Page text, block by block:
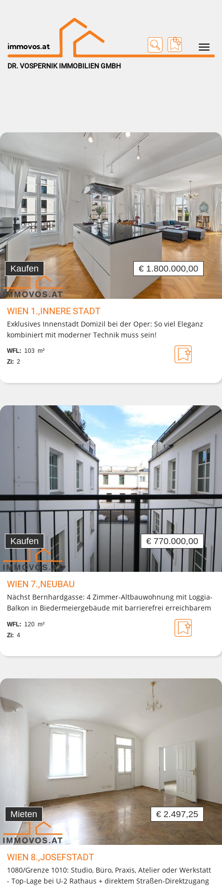
Toggle
immovos.at
0
DR. VOSPERNIK IMMOBILIEN GMBH
Kaufen € 1.800.000,00
WIEN 1.,INNERE STADT
Exklusives Innenstadt Domizil bei der Oper: So viel Eleganz
kombiniert mit moderner Technik muss sein!
WFL: 103 m²
Zi: 2
Kaufen € 770.000,00
WIEN 7.,NEUBAU
Nächst Bernhardgasse: 4 Zimmer-Altbauwohnung mit Loggia-
Balkon in Biedermeiergebäude mit barrierefrei erreichbarem
WFL: 120 m²
Zi: 4
Mieten € 2.497,25
WIEN 8.,JOSEFSTADT
1080/Grenze 1010: Studio, Büro, Praxis, Atelier oder Werkstatt
- Top-Lage bei U-2 Rathaus + direktem Straßen-Direktzugang